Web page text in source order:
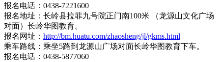
报名电话：0438-7221600
报名地址：长岭县拉菲九号院正门南100米 （龙源山文化广场
对面）长岭华图教育。
报名网址： http://bm.huatu.com/zhaosheng/jl/gkms.html
乘车路线：乘坐5路到龙源山广场对面长岭华图教育下车。
报名电话：0438-5877060